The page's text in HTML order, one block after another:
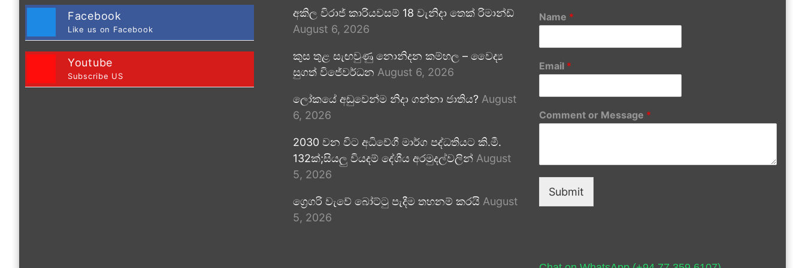
Facebook
Like us on Facebook
Youtube
Subscribe US
අකිල විරාජ් කාරියවසම් 18 වැනිදා තෙක් රිමාන්ඩ්
August 6, 2026
කුස තුළ සැඟවුණු නොනිදන කම්හල – වෛද්‍ය
සුගත් විජේවර්ධන August 6, 2026
ලෝකයේ අඩුවෙන්ම නිදා ගන්නා ජාතිය? August
6, 2026
2030 වන විට අධිවේගී මාර්ග පද්ධතියට කි.මී.
132ක්;සියලු වියදම් දේශීය අරමුදල්වලින් August
5, 2026
ග්‍රෙගරි වැවේ බෝට්ටු පැදීම තහනම් කරයි August
5, 2026
Name *
Email *
Comment or Message *
Submit